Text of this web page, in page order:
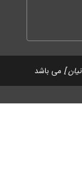
] می باشد